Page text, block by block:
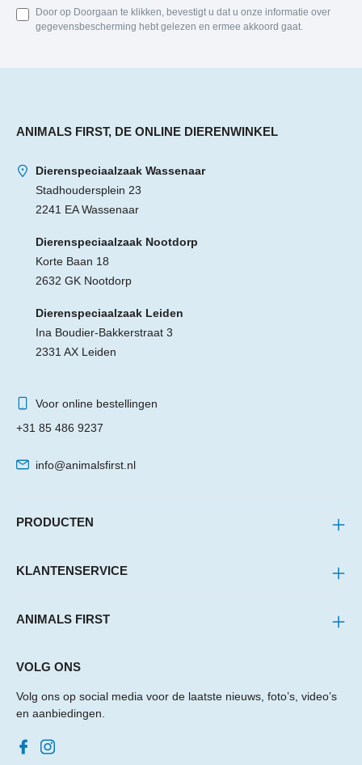
Door op Doorgaan te klikken, bevestigt u dat u onze informatie over
gegevensbescherming hebt gelezen en ermee akkoord gaat.
ANIMALS FIRST, DE ONLINE DIERENWINKEL
Dierenspeciaalzaak Wassenaar
Stadhoudersplein 23
2241 EA Wassenaar
Dierenspeciaalzaak Nootdorp
Korte Baan 18
2632 GK Nootdorp
Dierenspeciaalzaak Leiden
Ina Boudier-Bakkerstraat 3
2331 AX Leiden
Voor online bestellingen
+31 85 486 9237
info@animalsfirst.nl
PRODUCTEN
KLANTENSERVICE
ANIMALS FIRST
VOLG ONS
Volg ons op social media voor de laatste nieuws, foto’s, video’s
en aanbiedingen.